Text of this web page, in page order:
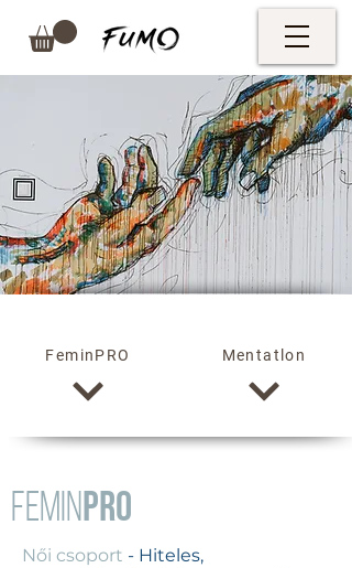
FeminPRO
Női csoport - Hiteles,
FeminPRO Mentatlon